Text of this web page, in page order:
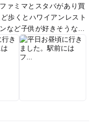
はひとつありますが 海
おすすめします
ァミマとスタバがあり買
歩くとハワイアンレスト
など子供が好きそうなメ
れました。子連れの方が
ません。 園内はとても広
キュー会場、水族園、芝